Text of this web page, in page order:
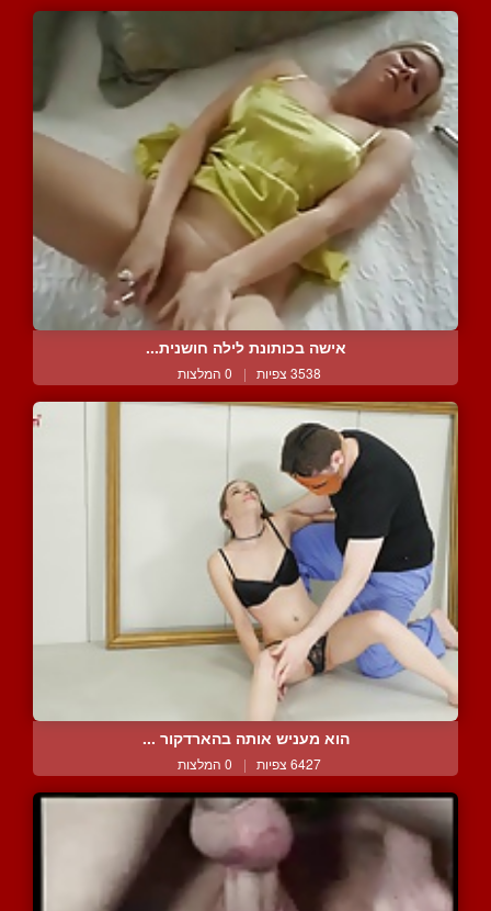
אישה בכותונת לילה חושנית...
3538 צפיות | 0 המלצות
הוא מעניש אותה בהארדקור ...
6427 צפיות | 0 המלצות